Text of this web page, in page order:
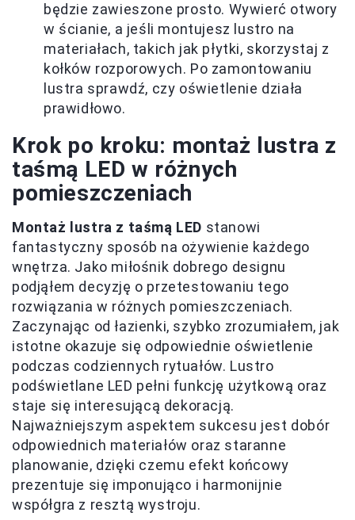
będzie zawieszone prosto. Wywierć otwory
w ścianie, a jeśli montujesz lustro na
materiałach, takich jak płytki, skorzystaj z
kołków rozporowych. Po zamontowaniu
lustra sprawdź, czy oświetlenie działa
prawidłowo.
Krok po kroku: montaż lustra z
taśmą LED w różnych
pomieszczeniach
Montaż lustra z taśmą LED stanowi
fantastyczny sposób na ożywienie każdego
wnętrza. Jako miłośnik dobrego designu
podjąłem decyzję o przetestowaniu tego
rozwiązania w różnych pomieszczeniach.
Zaczynając od łazienki, szybko zrozumiałem, jak
istotne okazuje się odpowiednie oświetlenie
podczas codziennych rytuałów. Lustro
podświetlane LED pełni funkcję użytkową oraz
staje się interesującą dekoracją.
Najważniejszym aspektem sukcesu jest dobór
odpowiednich materiałów oraz staranne
planowanie, dzięki czemu efekt końcowy
prezentuje się imponująco i harmonijnie
współgra z resztą wystroju.